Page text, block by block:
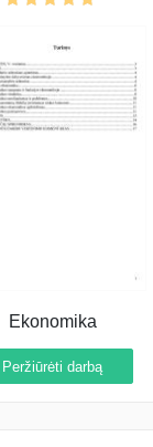
Ekonomika
Peržiūrėti darbą